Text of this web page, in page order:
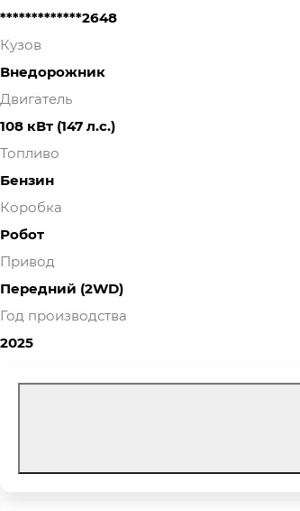
*************2648
Кузов
Внедорожник
Двигатель
108 кВт (147 л.с.)
Топливо
Бензин
Коробка
Робот
Привод
Передний (2WD)
Год производства
2025